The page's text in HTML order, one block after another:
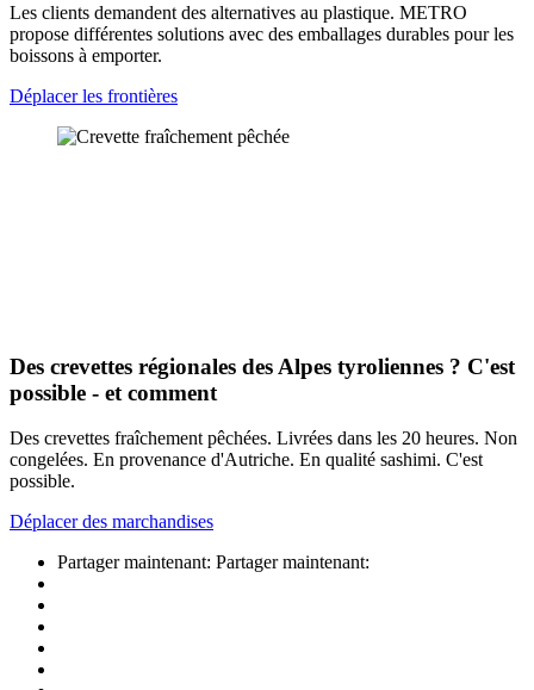
Les clients demandent des alternatives au plastique. METRO
propose différentes solutions avec des emballages durables pour les
boissons à emporter.
Déplacer les frontières
Des crevettes régionales des Alpes tyroliennes ? C'est
possible - et comment
Des crevettes fraîchement pêchées. Livrées dans les 20 heures. Non
congelées. En provenance d'Autriche. En qualité sashimi. C'est
possible.
Déplacer des marchandises
Partager maintenant: Partager maintenant: